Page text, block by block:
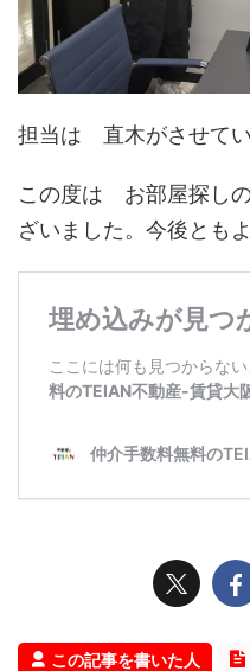
担当は 直木がさせてい
この度は お部屋探し
ざいました。今後とも
この記事を書いた人